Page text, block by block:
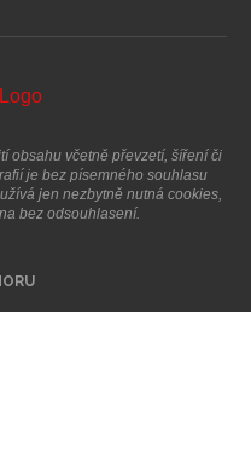
obsahu včetně převzetí, šíření či
je bez písemného souhlasu
jen nezbytně nutná cookies,
bez odsouhlasení.